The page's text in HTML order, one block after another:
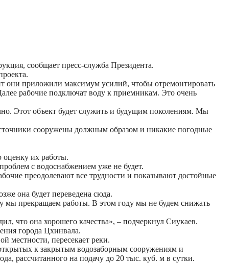
сообщает пресс-служба Президента.
они приложили максимум усилий, чтобы отремонтировать
рабочие подключат воду к приемникам. Это очень
Этот объект будет служить и будущим поколениям. Мы
сооружены должным образом и никакие погодные
оценку их работы.
с водоснабжением уже не будет.
преодолевают все трудности и показывают достойные
она будет переведена сюда.
мы прекращаем работы. В этом году мы не будем снижать
что она хорошего качества», – подчеркнул Сиукаев.
города Цхинвала.
местности, пересекает реки.
к закрытым водозаборным сооружениям и
рассчитанного на подачу до 20 тыс. куб. м в сутки.